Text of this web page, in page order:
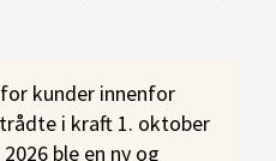
kunder innenfor
i kraft 1. oktober
ble en ny og